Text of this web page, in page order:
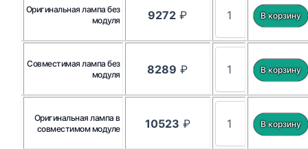
Оригинальная лампа без
модуля
9272 ₽
Совместимая лампа без
модуля
8289 ₽
Оригинальная лампа в
совместимом модуле
10523 ₽